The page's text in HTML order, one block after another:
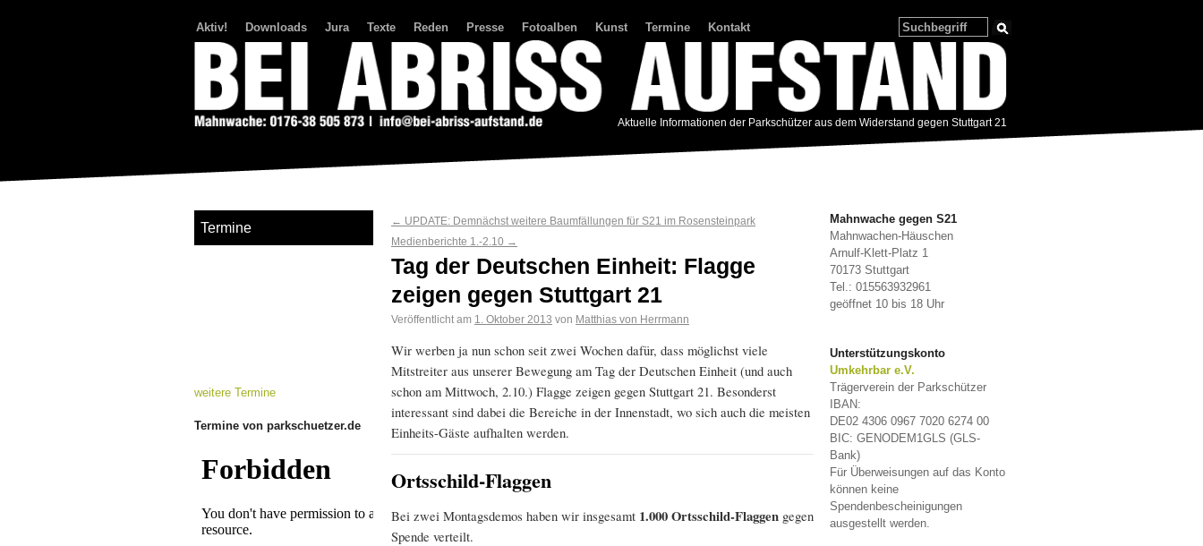
Aktiv! Downloads Jura Texte Reden Presse Fotoalben Kunst Termine Kontakt
Aktuelle Informationen der Parkschützer aus dem Widerstand gegen Stuttgart 21
← UPDATE: Demnächst weitere Baumfällungen für S21 im Rosensteinpark
Medienberichte 1.-2.10 →
Tag der Deutschen Einheit: Flagge
zeigen gegen Stuttgart 21
Veröffentlicht am 1. Oktober 2013 von Matthias von Herrmann
Wir werben ja nun schon seit zwei Wochen dafür, dass möglichst viele
Mitstreiter aus unserer Bewegung am Tag der Deutschen Einheit (und auch
schon am Mittwoch, 2.10.) Flagge zeigen gegen Stuttgart 21. Besonderst
interessant sind dabei die Bereiche in der Innenstadt, wo sich auch die meisten
Einheits-Gäste aufhalten werden.
Ortsschild-Flaggen
Bei zwei Montagsdemos haben wir insgesamt 1.000 Ortsschild-Flaggen gegen
Spende verteilt.
Termine
weitere Termine
Termine von parkschuetzer.de
Mahnwache gegen S21
Mahnwachen-Häuschen
Arnulf-Klett-Platz 1
70173 Stuttgart
Tel.: 015563932961
geöffnet 10 bis 18 Uhr
Unterstützungskonto
Umkehrbar e.V.
Trägerverein der Parkschützer
IBAN:
DE02 4306 0967 7020 6274 00
BIC: GENODEM1GLS (GLS-
Bank)
Für Überweisungen auf das Konto
können keine
Spendenbescheinigungen
ausgestellt werden.